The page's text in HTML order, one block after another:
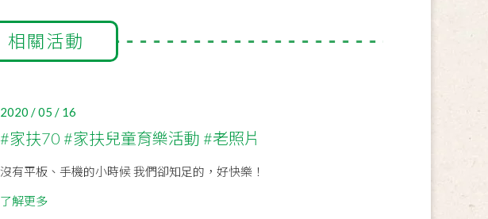
相關活動
2020 / 05 / 16
#家扶70 #家扶兒童育樂活動 #老照片
沒有平板、手機的小時候 我們卻知足的，好快樂！
了解更多